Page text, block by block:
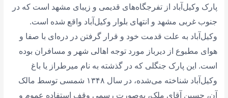
پارک وکیل‌آباد از تفرجگاه‌های قدیمی و زیبای مشهد است که در
جنوب غربی مشهد و انتهای بلوار وکیل‌آباد واقع شده است.
وکیل‌آباد به علت قدمت خود و قرار گرفتن در دره‌ای با صفا و
هوای مطبوع از دیرباز مورد توجه اهالی شهر و مسافران بوده
است. این پارک جنگلی که در گذشته به نام میرطراز یا باغ
وکیل‌آباد شناخته می‌شده، در سال ۱۳۴۸ شمسی توسط مالک
آن، حسین آقای ملک، به‌صورت رسمی وقف استفاده عموم و